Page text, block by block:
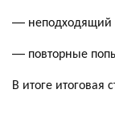
— неподходящий
— повторные
В итоге итоговая